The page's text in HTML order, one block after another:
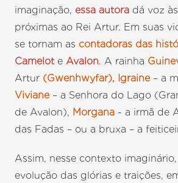
imaginação, essa autora dá voz
próximas ao Rei Artur. Em suas
se tornam as contadoras das
Camelot eAvalon. A rainha
Artur (Gwenhwyfar), Igraine – a
Viviane– a Senhora do Lago
de Avalon), Morgana - a irmã de
das Fadas – ou a bruxa – a
Assim, nesse contexto
evolução das glórias e traições,